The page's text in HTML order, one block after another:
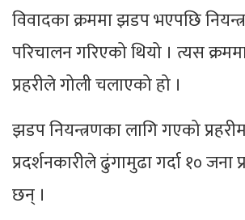
विवादका क्रममा झडप भएपछि
परिचालन गरिएको थियो । त्यस
प्रहरीले गोली चलाएको हो ।
झडप नियन्त्रणका लागि गएको
प्रदर्शनकारीले ढुंगामुढा गर्दा १० जना
छन् ।